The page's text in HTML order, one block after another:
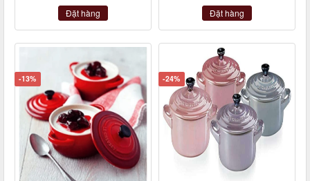
Đặt hàng Đặt hàng
-13% -24%